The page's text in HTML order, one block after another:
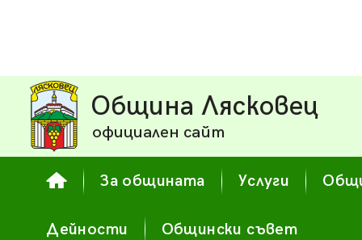
Община Лясковец
официален сайт
За общината Услуги
Дейности Общински съвет